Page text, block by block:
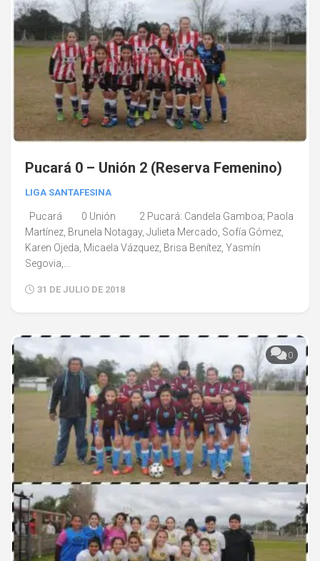
Pucará 0 – Unión 2 (Reserva Femenino)
LIGA SANTAFESINA
Pucará 0 Unión 2 Pucará: Candela Gamboa; Paola
Martínez, Brunela Notagay, Julieta Mercado, Sofía Gómez,
Karen Ojeda, Micaela Vázquez, Brisa Benítez, Yasmín
Segovia,...
31 DE JULIO DE 2018
0